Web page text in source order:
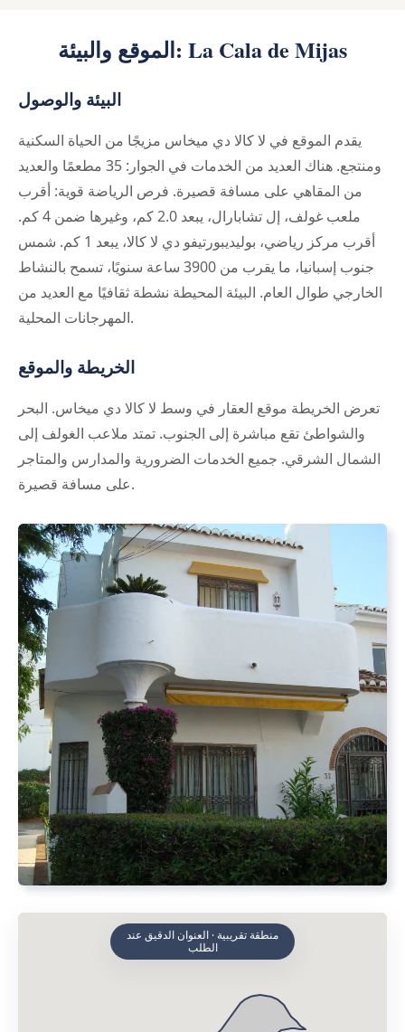
الموقع والبيئة: La Cala de Mijas
البيئة والوصول
يقدم الموقع في لا كالا دي ميخاس مزيجًا من الحياة السكنية
ومنتجع. هناك العديد من الخدمات في الجوار: 35 مطعمًا والعديد
من المقاهي على مسافة قصيرة. فرص الرياضة قوية: أقرب
ملعب غولف، إل تشابارال، يبعد 2.0 كم، وغيرها ضمن 4 كم.
أقرب مركز رياضي، بوليديبورتيفو دي لا كالا، يبعد 1 كم. شمس
جنوب إسبانيا، ما يقرب من 3900 ساعة سنويًا، تسمح بالنشاط
الخارجي طوال العام. البيئة المحيطة نشطة ثقافيًا مع العديد من
المهرجانات المحلية.
الخريطة والموقع
تعرض الخريطة موقع العقار في وسط لا كالا دي ميخاس. البحر
والشواطئ تقع مباشرة إلى الجنوب. تمتد ملاعب الغولف إلى
الشمال الشرقي. جميع الخدمات الضرورية والمدارس والمتاجر
على مسافة قصيرة.
منطقة تقريبية · العنوان الدقيق عند
الطلب